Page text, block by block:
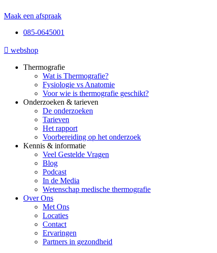
Maak een afspraak
085-0645001
webshop
Thermografie
Wat is Thermografie?
Fysiologie vs Anatomie
Voor wie is thermografie geschikt?
Onderzoeken & tarieven
De onderzoeken
Tarieven
Het rapport
Voorbereiding op het onderzoek
Kennis & informatie
Veel Gestelde Vragen
Blog
Podcast
In de Media
Wetenschap medische thermografie
Over Ons
Met Ons
Locaties
Contact
Ervaringen
Partners in gezondheid